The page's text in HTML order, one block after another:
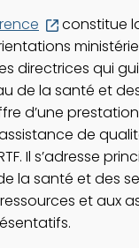
Ce
lien
s'ouvrira
dans
une
nouvelle
fenêtre
constitue
directrices qui
de la santé et
d’une
de
Il s’adresse
la santé et des
et aux